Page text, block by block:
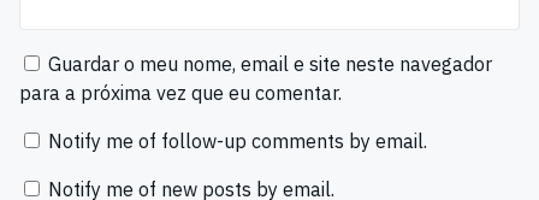
Guardar o meu nome, email e site neste navegador
para a próxima vez que eu comentar.
Notify me of follow-up comments by email.
Notify me of new posts by email.